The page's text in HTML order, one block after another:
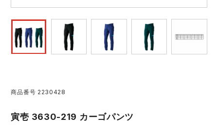
安全保護具
コンプレッションウェアランキング
作業用ポロシャツランキング
レインウェアランキング
住商モンブラン ボンマックス
GUSH FORCE
シンメン
飲食店ユニフォーム
運送・倉庫作業服
夜間・高視認性安全服
商品番号 2230428
寅壱 3630-219 カーゴパンツ